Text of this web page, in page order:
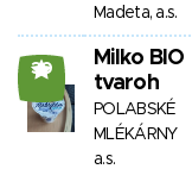
Madeta, a.s.
30
Milko BIO
tvaroh
POLABSKÉ
MLÉKÁRNY
a.s.